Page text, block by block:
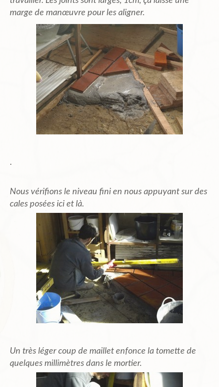
marge de manœuvre pour les aligner.
.
Nous vérifions le niveau fini en nous appuyant sur des
cales posées ici et là.
Un très léger coup de maillet enfonce la tomette de
quelques millimètres dans le mortier.